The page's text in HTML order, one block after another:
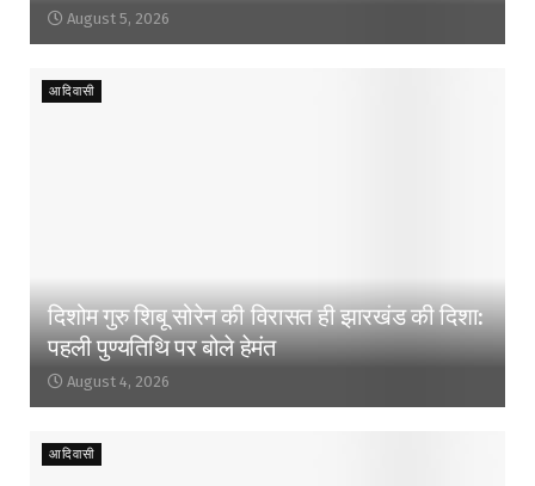
August 5, 2026
आदिवासी
दिशोम गुरु शिबू सोरेन की विरासत ही झारखंड की दिशा:
पहली पुण्यतिथि पर बोले हेमंत
August 4, 2026
आदिवासी